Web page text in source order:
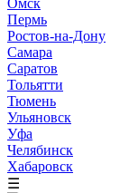
Омск
Пермь
Ростов-на-Дону
Самара
Саратов
Тольятти
Тюмень
Ульяновск
Уфа
Челябинск
Хабаровск
☰